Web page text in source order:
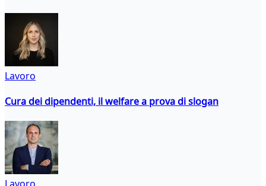
Lavoro
Cura dei dipendenti, il welfare a prova di slogan